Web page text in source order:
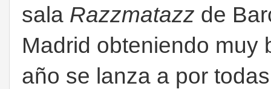
sala Razzmatazz de
Madrid obteniendo muy
año se lanza a por